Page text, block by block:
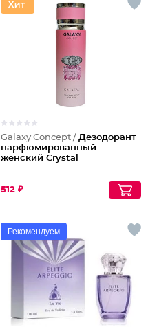
Galaxy Concept / Дезодорант
парфюмированный
женский Crystal
512 ₽
Рекомендуем